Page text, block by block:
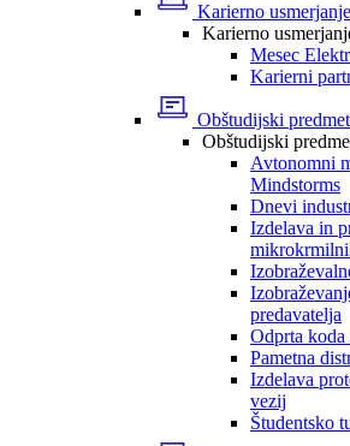
Karierno usmerjanje
Karierno
Mesec
Karierni
Obštudijski
Obštudijski
Avtonomni
Mindstorms
Dnevi
Izdelava in
predavatelja
Odprta koda
Pametna
Izdelava
vezij
Študentsko